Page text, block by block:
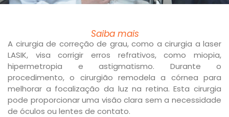
Saiba mais
A cirurgia de correção de grau, como a cirurgia a laser
LASIK, visa corrigir erros refrativos, como miopia,
hipermetropia e astigmatismo. Durante o
procedimento, o cirurgião remodela a córnea para
melhorar a focalização da luz na retina. Esta cirurgia
pode proporcionar uma visão clara sem a necessidade
de óculos ou lentes de contato.